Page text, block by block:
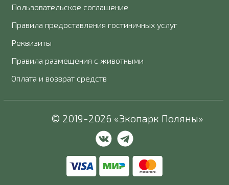
© 2019-2026 «Экопарк Поляны»
Пользовательское соглашение
Правила предоставления гостиничных услуг
Реквизиты
Правила размещения с животными
Оплата и возврат средств